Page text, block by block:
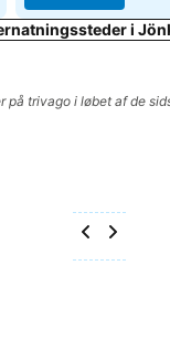
i
på trivago i løbet af de